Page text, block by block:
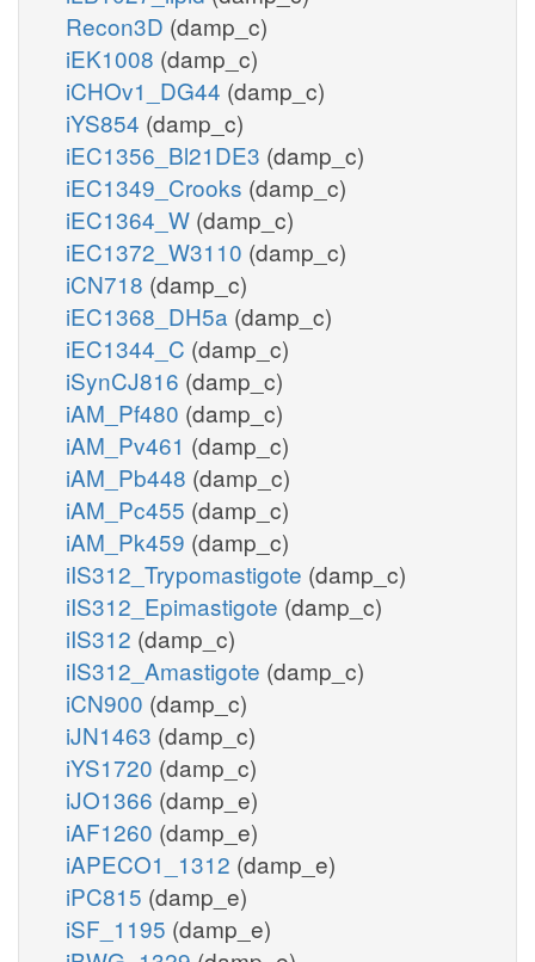
Recon3D (damp_c)
iEK1008 (damp_c)
iCHOv1_DG44 (damp_c)
iYS854 (damp_c)
iEC1356_Bl21DE3 (damp_c)
iEC1349_Crooks (damp_c)
iEC1364_W (damp_c)
iEC1372_W3110 (damp_c)
iCN718 (damp_c)
iEC1368_DH5a (damp_c)
iEC1344_C (damp_c)
iSynCJ816 (damp_c)
iAM_Pf480 (damp_c)
iAM_Pv461 (damp_c)
iAM_Pb448 (damp_c)
iAM_Pc455 (damp_c)
iAM_Pk459 (damp_c)
iIS312_Trypomastigote (damp_c)
iIS312_Epimastigote (damp_c)
iIS312 (damp_c)
iIS312_Amastigote (damp_c)
iCN900 (damp_c)
iJN1463 (damp_c)
iYS1720 (damp_c)
iJO1366 (damp_e)
iAF1260 (damp_e)
iAPECO1_1312 (damp_e)
iPC815 (damp_e)
iSF_1195 (damp_e)